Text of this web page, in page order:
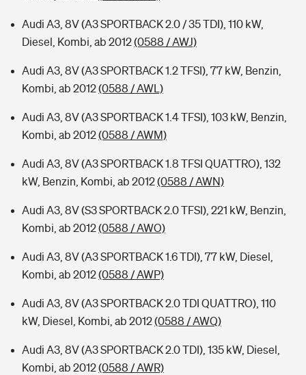
Audi A3, 8V (A3 SPORTBACK 2.0 / 35 TDI), 110 kW,
Diesel, Kombi, ab 2012(0588 / AWJ)
Audi A3, 8V (A3 SPORTBACK 1.2 TFSI), 77 kW, Benzin,
Kombi, ab 2012(0588 / AWL)
Audi A3, 8V (A3 SPORTBACK 1.4 TFSI), 103 kW, Benzin,
Kombi, ab 2012(0588 / AWM)
Audi A3, 8V (A3 SPORTBACK 1.8 TFSI QUATTRO), 132
kW, Benzin, Kombi, ab 2012(0588 / AWN)
Audi A3, 8V (S3 SPORTBACK 2.0 TFSI), 221 kW, Benzin,
Kombi, ab 2012(0588 / AWO)
Audi A3, 8V (A3 SPORTBACK 1.6 TDI), 77 kW, Diesel,
Kombi, ab 2012(0588 / AWP)
Audi A3, 8V (A3 SPORTBACK 2.0 TDI QUATTRO), 110
kW, Diesel, Kombi, ab 2012(0588 / AWQ)
Audi A3, 8V (A3 SPORTBACK 2.0 TDI), 135 kW, Diesel,
Kombi, ab 2012(0588 / AWR)